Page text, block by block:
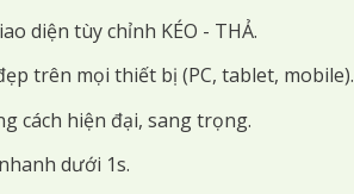
diện tùy chỉnh KÉO - THẢ.
trên mọi thiết bị (PC, tablet, mobile).
cách hiện đại, sang trọng.
dưới 1s.